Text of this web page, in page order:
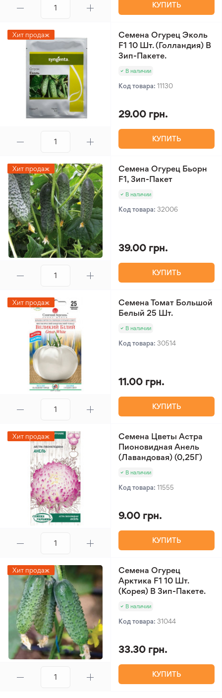
КУПИТЬ
Хит продаж
Семена Огурец Эколь
F1 10 Шт. (Голландия) В
Зип-Пакете.
В наличии
Код товара: 11130
29.00 грн.
КУПИТЬ
Хит продаж
Семена Огурец Бьорн
F1, Зип-Пакет
В наличии
Код товара: 32006
39.00 грн.
КУПИТЬ
Хит продаж
Семена Томат Большой
Белый 25 Шт.
В наличии
Код товара: 30514
11.00 грн.
КУПИТЬ
Хит продаж
Семена Цветы Астра
Пионовидная Анель
(Лавандовая) (0,25Г)
В наличии
Код товара: 11555
9.00 грн.
КУПИТЬ
Хит продаж
Семена Огурец
Арктика F1 10 Шт.
(Корея) В Зип-Пакете.
В наличии
Код товара: 31044
33.30 грн.
КУПИТЬ